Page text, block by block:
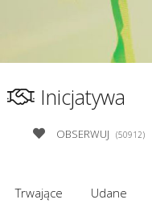
Inicjatywa
OBSERWUJ (50912)
Trwające Udane